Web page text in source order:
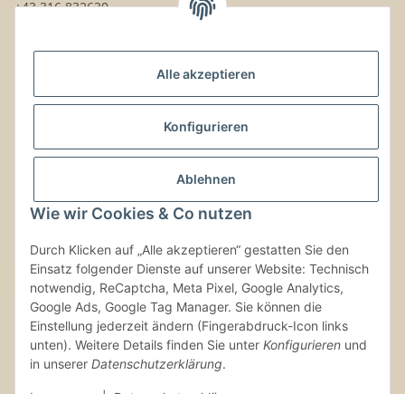
Alle akzeptieren
Konfigurieren
Ablehnen
Wie wir Cookies & Co nutzen
Durch Klicken auf „Alle akzeptieren“ gestatten Sie den
Einsatz folgender Dienste auf unserer Website: Technisch
notwendig, ReCaptcha, Meta Pixel, Google Analytics,
Google Ads, Google Tag Manager. Sie können die
Einstellung jederzeit ändern (Fingerabdruck-Icon links
unten). Weitere Details finden Sie unter Konfigurieren und
in unserer Datenschutzerklärung.
+43 316 832630
Kontaktinformationen
Vertrag widerrufen